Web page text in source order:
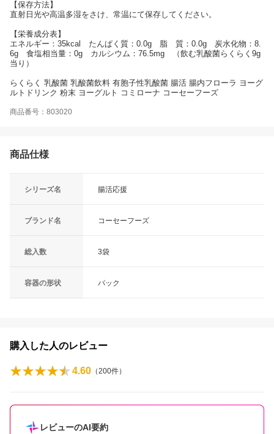
【保存方法】
直射日光や高温多湿をさけ、常温にて保存してください。
【栄養成分表】
エネルギー：35kcal たんぱく質：0.0g 脂 質：0.0g 炭水化物：8.
6g 食塩相当量：0g カルシウム：76.5mg （飲む乳酸菌らくらく9g
当り）
らくらく 乳酸菌 乳酸菌飲料 有胞子性乳酸菌 腸活 腸内フローラ ヨーグ
ルトドリンク 粉末 ヨーグルト コミローナ コーセーフーズ
商品番号：803020
商品仕様
シリーズ名 腸活応援
ブランド名 コーセーフーズ
総入数 3袋
容器の形状 パック
購入した人のレビュー
4.60 （200件）
レビューのAI要約